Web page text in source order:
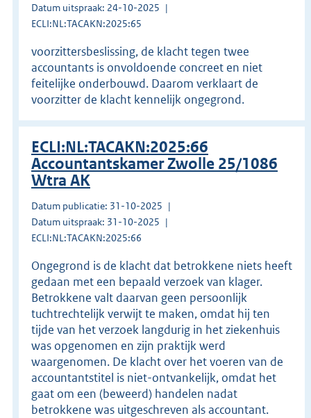
Datum uitspraak: 24-10-2025
ECLI:NL:TACAKN:2025:65
voorzittersbeslissing, de klacht tegen twee
accountants is onvoldoende concreet en niet
feitelijke onderbouwd. Daarom verklaart de
voorzitter de klacht kennelijk ongegrond.
ECLI:NL:TACAKN:2025:66
Accountantskamer Zwolle 25/1086
Wtra AK
Datum publicatie: 31-10-2025
Datum uitspraak: 31-10-2025
ECLI:NL:TACAKN:2025:66
Ongegrond is de klacht dat betrokkene niets heeft
gedaan met een bepaald verzoek van klager.
Betrokkene valt daarvan geen persoonlijk
tuchtrechtelijk verwijt te maken, omdat hij ten
tijde van het verzoek langdurig in het ziekenhuis
was opgenomen en zijn praktijk werd
waargenomen. De klacht over het voeren van de
accountantstitel is niet-ontvankelijk, omdat het
gaat om een (beweerd) handelen nadat
betrokkene was uitgeschreven als accountant.